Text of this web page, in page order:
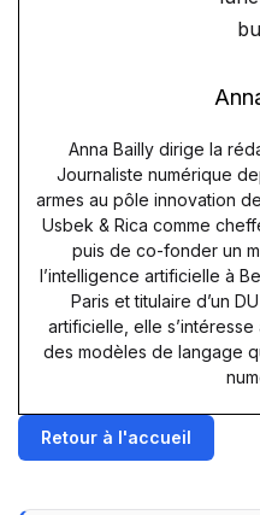
Anna Bailly dirige la
Journaliste numérique
armes au pôle innovation
Usbek & Rica comme
puis de co-fonder un
l’intelligence artificielle à
Paris et titulaire d’un
artificielle, elle
des modèles de langage
Retour à l'accueil